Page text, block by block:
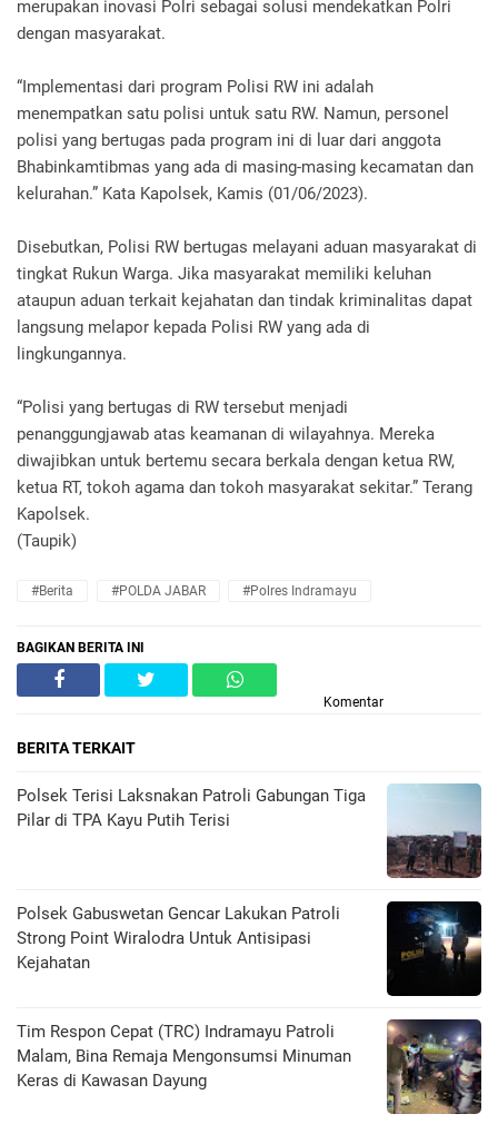
merupakan inovasi Polri sebagai solusi mendekatkan Polri
dengan masyarakat.
“Implementasi dari program Polisi RW ini adalah
menempatkan satu polisi untuk satu RW. Namun, personel
polisi yang bertugas pada program ini di luar dari anggota
Bhabinkamtibmas yang ada di masing-masing kecamatan dan
kelurahan.” Kata Kapolsek, Kamis (01/06/2023).
Disebutkan, Polisi RW bertugas melayani aduan masyarakat di
tingkat Rukun Warga. Jika masyarakat memiliki keluhan
ataupun aduan terkait kejahatan dan tindak kriminalitas dapat
langsung melapor kepada Polisi RW yang ada di
lingkungannya.
“Polisi yang bertugas di RW tersebut menjadi
penanggungjawab atas keamanan di wilayahnya. Mereka
diwajibkan untuk bertemu secara berkala dengan ketua RW,
ketua RT, tokoh agama dan tokoh masyarakat sekitar.” Terang
Kapolsek.
(Taupik)
#Berita #POLDA JABAR #Polres Indramayu
BAGIKAN BERITA INI
Komentar
BERITA TERKAIT
Polsek Terisi Laksnakan Patroli Gabungan Tiga
Pilar di TPA Kayu Putih Terisi
Polsek Gabuswetan Gencar Lakukan Patroli
Strong Point Wiralodra Untuk Antisipasi
Kejahatan
Tim Respon Cepat (TRC) Indramayu Patroli
Malam, Bina Remaja Mengonsumsi Minuman
Keras di Kawasan Dayung